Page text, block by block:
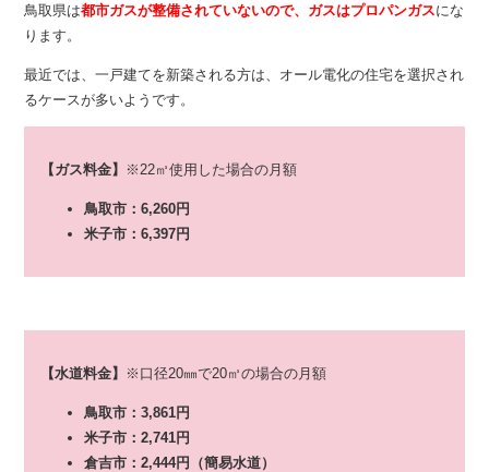
鳥取県は都市ガスが整備されていないので、ガスはプロパンガスにな
ります。
最近では、一戸建てを新築される方は、オール電化の住宅を選択され
るケースが多いようです。
【ガス料金】 ※22㎥使用した場合の月額
鳥取市：6,260円
米子市：6,397円
【水道料金】 ※口径20㎜で20㎥の場合の月額
鳥取市：3,861円
米子市：2,741円
倉吉市：2,444円（簡易水道）